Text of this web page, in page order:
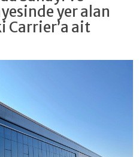
yer alan
Carrier’a ait